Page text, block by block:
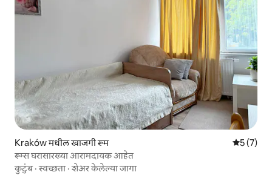
Kraków मधील खाजगी रूम 5 पैकी 5
5 (7)
रूम्स घरासारख्या आरामदायक आहेत
कुटुंब·स्वच्छता ·शेअर केलेल्या जागा